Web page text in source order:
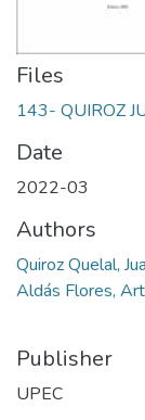
Files
143- QUIROZ
Date
2022-03
Authors
Quiroz Quelal,
Aldás Flores,
Publisher
UPEC